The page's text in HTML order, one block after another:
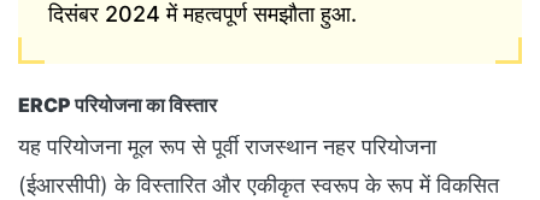
दिसंबर 2024 में महत्वपूर्ण समझौता हुआ.
ERCP परियोजना का विस्तार
यह परियोजना मूल रूप से पूर्वी राजस्थान नहर परियोजना
(ईआरसीपी) के विस्तारित और एकीकृत स्वरूप के रूप में विकसित